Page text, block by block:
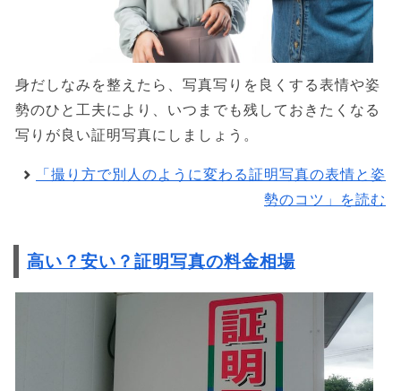
身だしなみを整えたら、写真写りを良くする表情や姿
勢のひと工夫により、いつまでも残しておきたくなる
写りが良い証明写真にしましょう。
「撮り方で別人のように変わる証明写真の表情と姿
勢のコツ」を読む
高い？安い？証明写真の料金相場